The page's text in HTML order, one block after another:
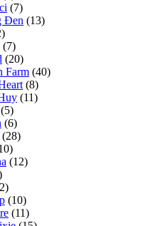
(7)
Đen (13)
(7)
(20)
Farm (40)
(8)
(11)
(5)
(6)
(28)
(12)
(10)
(11)